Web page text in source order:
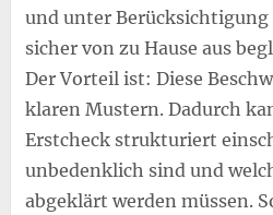
und unter
sicher von zu Hause aus
Der Vorteil ist: Diese
klaren Mustern. Dadurch
Erstcheck strukturiert
unbedenklich sind und
abgeklärt werden müssen.